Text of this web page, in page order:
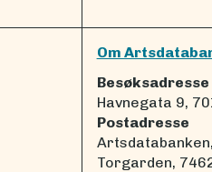
Om
Besøksadresse
Havnegata 9,
Postadresse
Torgarden,